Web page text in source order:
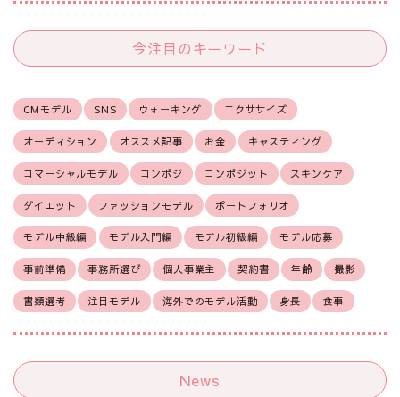
今注目のキーワード
CMモデル SNS ウォーキング エクササイズ
オーディション オススメ記事 お金 キャスティング
コマーシャルモデル コンポジ コンポジット スキンケア
ダイエット ファッションモデル ポートフォリオ
モデル中級編 モデル入門編 モデル初級編 モデル応募
事前準備 事務所選び 個人事業主 契約書 年齢 撮影
書類選考 注目モデル 海外でのモデル活動 身長 食事
News